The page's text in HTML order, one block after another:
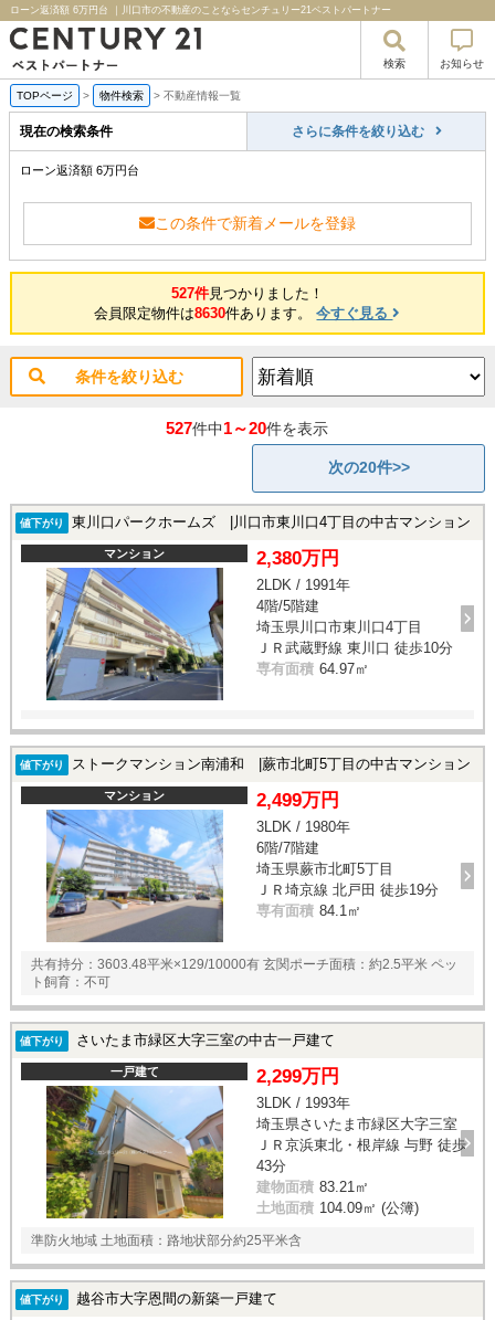
ローン返済額 6万円台 ｜川口市の不動産のことならセンチュリー21ベストパートナー
検索 お知らせ
TOPページ > 物件検索 > 不動産情報一覧
現在の検索条件 さらに条件を絞り込む
ローン返済額 6万円台
この条件で新着メールを登録
527件見つかりました！
会員限定物件は8630件あります。今すぐ見る
条件を絞り込む
527件中1～20件を表示
次の20件>>
値下がり 東川口パークホームズ |川口市東川口4丁目の中古マンション
マンション 2,380万円
2LDK / 1991年
4階/5階建
埼玉県川口市東川口4丁目
ＪＲ武蔵野線 東川口 徒歩10分
専有面積 64.97㎡
値下がり ストークマンション南浦和 |蕨市北町5丁目の中古マンション
マンション 2,499万円
3LDK / 1980年
6階/7階建
埼玉県蕨市北町5丁目
ＪＲ埼京線 北戸田 徒歩19分
専有面積 84.1㎡
共有持分：3603.48平米×129/10000有 玄関ポーチ面積：約2.5平米 ペッ
ト飼育：不可
値下がり さいたま市緑区大字三室の中古一戸建て
一戸建て 2,299万円
3LDK / 1993年
埼玉県さいたま市緑区大字三室
ＪＲ京浜東北・根岸線 与野 徒歩
43分
建物面積 83.21㎡
土地面積 104.09㎡ (公簿)
準防火地域 土地面積：路地状部分約25平米含
値下がり 越谷市大字恩間の新築一戸建て